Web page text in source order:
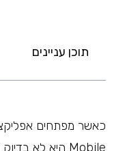
תוכן עניינים
Mobile היא לא בדיוק חלק אופייני ממנה. עם זאת, יכולות להיות סיבות לפתח גם עבורה. אלה כמה נקודות שמרחיבות על כך: